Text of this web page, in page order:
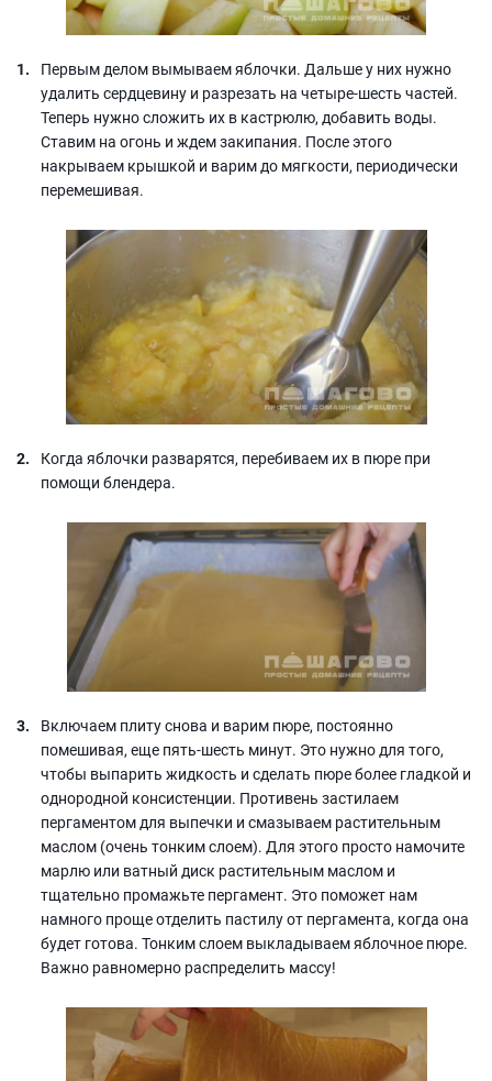
Первым делом вымываем яблочки. Дальше у них нужно
удалить сердцевину и разрезать на четыре-шесть частей.
Теперь нужно сложить их в кастрюлю, добавить воды.
Ставим на огонь и ждем закипания. После этого
накрываем крышкой и варим до мягкости, периодически
перемешивая.
Когда яблочки разварятся, перебиваем их в пюре при
помощи блендера.
Включаем плиту снова и варим пюре, постоянно
помешивая, еще пять-шесть минут. Это нужно для того,
чтобы выпарить жидкость и сделать пюре более гладкой и
однородной консистенции. Противень застилаем
пергаментом для выпечки и смазываем растительным
маслом (очень тонким слоем). Для этого просто намочите
марлю или ватный диск растительным маслом и
тщательно промажьте пергамент. Это поможет нам
намного проще отделить пастилу от пергамента, когда она
будет готова. Тонким слоем выкладываем яблочное пюре.
Важно равномерно распределить массу!